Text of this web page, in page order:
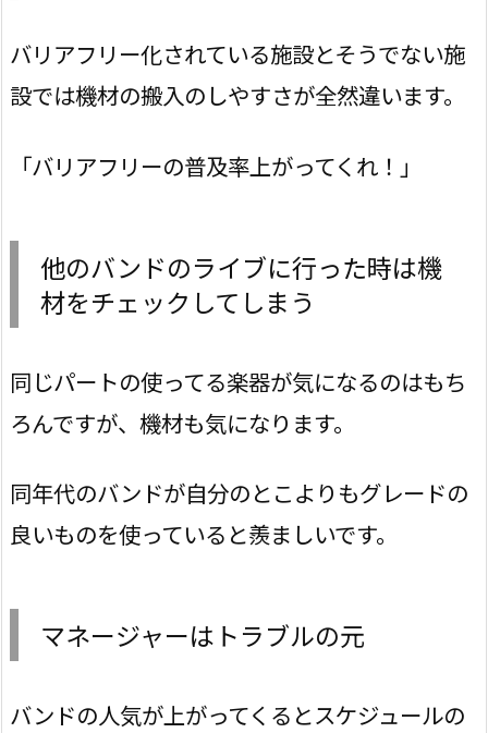
バリアフリー化されている施設とそうでない施
設では機材の搬入のしやすさが全然違います。
「バリアフリーの普及率上がってくれ！」
他のバンドのライブに行った時は機
材をチェックしてしまう
同じパートの使ってる楽器が気になるのはもち
ろんですが、機材も気になります。
同年代のバンドが自分のとこよりもグレードの
良いものを使っていると羨ましいです。
マネージャーはトラブルの元
バンドの人気が上がってくるとスケジュールの